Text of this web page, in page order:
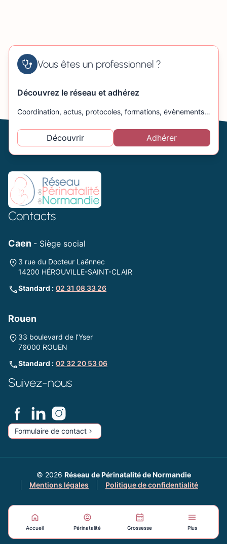
Accueil Périnatalité Grossesse Plus
Vous êtes un professionnel ?
Découvrez le réseau et adhérez
Coordination, actus, protocoles, formations, évènements…
Découvrir Adhérer
Contacts
Caen - Siège social
3 rue du Docteur Laënnec
14200 HÉROUVILLE-SAINT-CLAIR
Standard : 02 31 08 33 26
Rouen
33 boulevard de l’Yser
76000 ROUEN
Standard : 02 32 20 53 06
Suivez-nous
Formulaire de contact
© 2026 Réseau de Périnatalité de Normandie
Mentions légales
Politique de confidentialité